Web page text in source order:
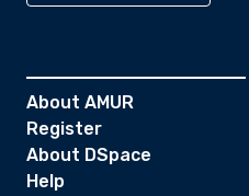
About AMUR
Register
About DSpace
Help